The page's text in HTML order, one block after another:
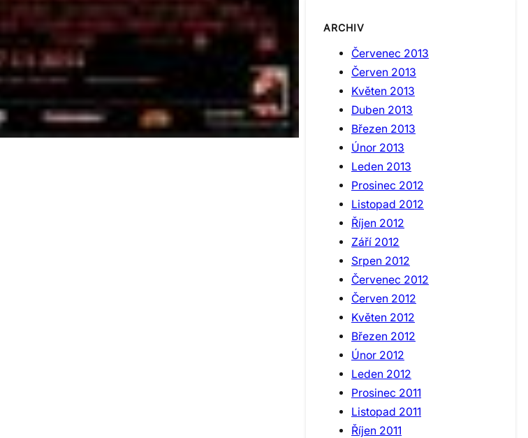
ARCHIV
Červenec 2013
Červen 2013
Květen 2013
Duben 2013
Březen 2013
Únor 2013
Leden 2013
Prosinec 2012
Listopad 2012
Říjen 2012
Září 2012
Srpen 2012
Červenec 2012
Červen 2012
Květen 2012
Březen 2012
Únor 2012
Leden 2012
Prosinec 2011
Listopad 2011
Říjen 2011